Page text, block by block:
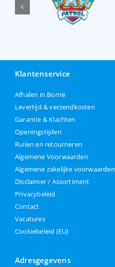
Klantenservice
Afhalen in Borne
Levertijd & verzendkosten
Garantie & Klachten
Openingstijden
Ruilen en retourneren
Algemene Voorwaarden
Algemene zakelijke voorwaarden
Disclaimer / Assortiment
Privacybeleid
Contact
Vacatures
Cookiebeleid (EU)
Adresgegevens